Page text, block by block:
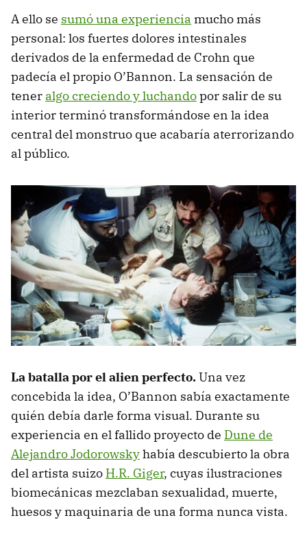
A ello se sumó una experiencia mucho más
personal: los fuertes dolores intestinales
derivados de la enfermedad de Crohn que
padecía el propio O’Bannon. La sensación de
tener algo creciendo y luchandopor salir de su
interior terminó transformándose en la idea
central del monstruo que acabaría aterrorizando
al público.
La batalla por el alien perfecto.Una vez
concebida la idea, O’Bannon sabía exactamente
quién debía darle forma visual. Durante su
experiencia en el fallido proyecto de Dune de
Alejandro Jodorowskyhabía descubierto la obra
del artista suizo H.R. Giger, cuyas ilustraciones
biomecánicas mezclaban sexualidad, muerte,
huesos y maquinaria de una forma nunca vista.